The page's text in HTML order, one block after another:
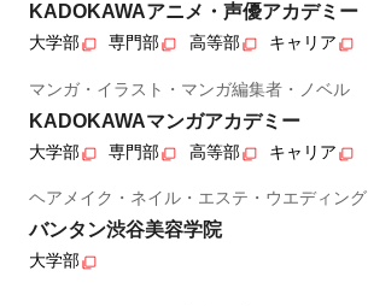
KADOKAWAアニメ・声優アカデミー
大学部 専門部 高等部 キャリア
マンガ・イラスト・マンガ編集者・ノベル
KADOKAWAマンガアカデミー
大学部 専門部 高等部 キャリア
ヘアメイク・ネイル・エステ・ウエディング
バンタン渋谷美容学院
大学部